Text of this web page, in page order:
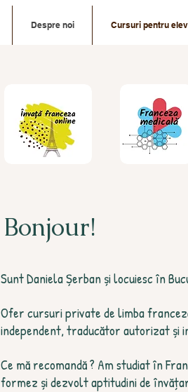
Despre noi Cursuri pentru
Bonjour!
Sunt Daniela Șerban și locuiesc în
Ofer cursuri private de limba
independent, traducător autorizat
Ce mă recomandă ? Am studiat în
formez și dezvolt aptitudini de